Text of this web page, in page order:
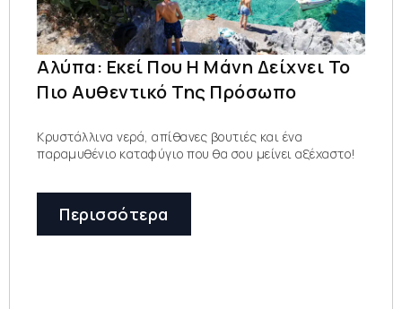
Αλύπα: Εκεί Που Η Μάνη Δείχνει Το
Πιο Αυθεντικό Της Πρόσωπο
Κρυστάλλινα νερά, απίθανες βουτιές και ένα
παραμυθένιο καταφύγιο που θα σου μείνει αξέχαστο!
Περισσότερα